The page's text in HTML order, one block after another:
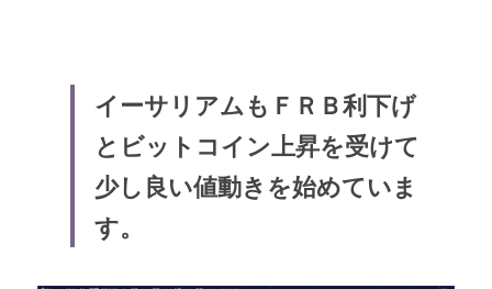
イーサリアムもＦＲＢ利下げ
とビットコイン上昇を受けて
少し良い値動きを始めていま
す。